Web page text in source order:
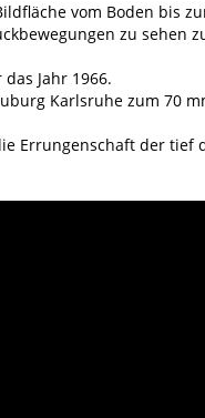
vom Boden bis
zu sehen
Jahr 1966.
Karlsruhe zum 70
Errungenschaft der tief